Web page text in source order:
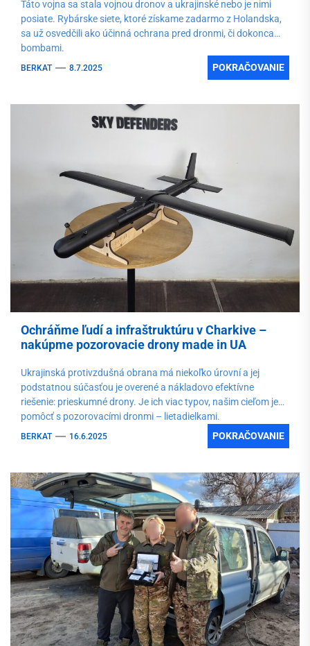
Táto vojna sa stala vojnou dronov a ukrajinské nebo je nimi
posiate. Rybárske siete, ktoré získame zadarmo z Holandska,
sa už osvedčili ako účinná ochrana pred dronmi, či dokonca
bombami.
BERKAT 8.7.2025 POKRAČOVANIE
Ochráňme ľudí a infraštruktúru v Charkive –
nakúpme pozorovacie drony made in UA
Ukrajinská protivzdušná obrana má niekoľko úrovní a jej
podstatnou súčasťou je overené a nákladovo efektívne
riešenie: prieskumné drony. Je ich viac typov, našim cieľom je
pomôcť s pozorovacími dronmi – lietadielkami.
BERKAT 16.6.2025 POKRAČOVANIE